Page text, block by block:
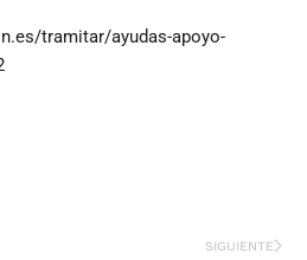
tramitar/ayudas-apoyo-
SIGUIENTE